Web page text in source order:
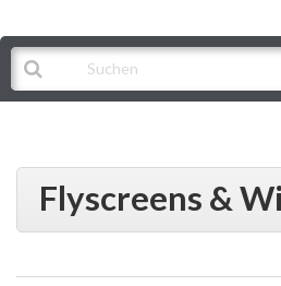
Flyscreens &